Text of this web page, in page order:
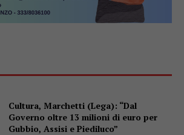
Cultura, Marchetti (Lega): “Dal
Governo oltre 13 milioni di euro per
Gubbio, Assisi e Piediluco”